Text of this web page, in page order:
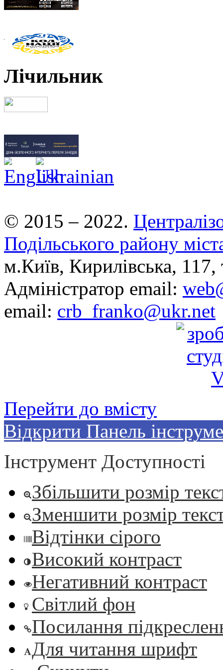
Лічильник
© 2015 – 2022.
Подільського району
м.Київ, Кирилівська,
Адміністратор email:
email: crb_franko@ukr.net
Перейти до вмісту
Відкрити Панель
Інструмент Доступності
Збільшити розмір
Зменшити розмір
Відтінки сірого
Високий контраст
Негативний контраст
Світлий фон
Посилання
Для читання шрифт